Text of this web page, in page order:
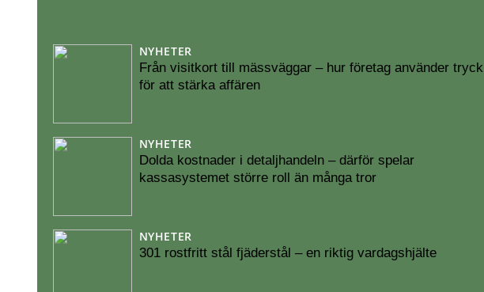
NYHETER
Från visitkort till mässväggar – hur företag använder tryck
för att stärka affären
NYHETER
Dolda kostnader i detaljhandeln – därför spelar
kassasystemet större roll än många tror
NYHETER
301 rostfritt stål fjäderstål – en riktig vardagshjälte